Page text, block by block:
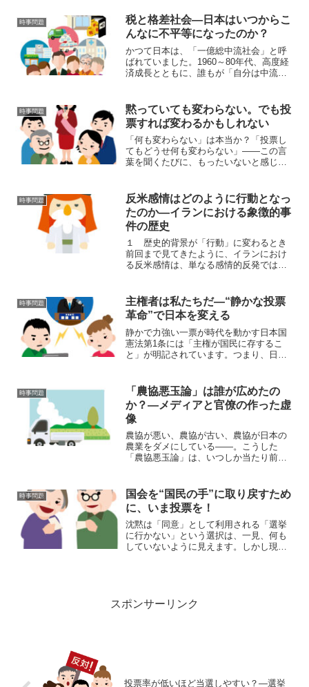
時事問題
税と格差社会—日本はいつからこ
んなに不平等になったのか？
かつて日本は、「一億総中流社会」と呼
ばれていました。1960～80年代、高度経
済成長とともに、誰もが「自分は中流
や車を買い替え子どもは大学に行き、親
は年金で老後を過ごす...
時事問題
黙っていても変わらない。でも投
票すれば変わるかもしれない
「何も変わらない」は本当か？「投票し
てもどうせ何も変わらない」――この言
葉を聞くたびに、もったいないと感じま
票しない限り、変わる可能性さえ生まれ
ません。歴史を振り返れば...
時事問題
反米感情はどのように行動となっ
たのか―イランにおける象徴的事
件の歴史
１ 歴史的背景が「行動」に変わるとき
前回まで見てきたように、イランにおけ
る反米感情は、単なる感情的反発ではな
て一九五三年のクーデターによる政治介
入は、国家主権に対する深い...
時事問題
主権者は私たちだ—“静かな投票
革命”で日本を変える
静かで力強い一票が時代を動かす日本国
憲法第1条には「主権が国民に存するこ
と」が明記されています。つまり、日本
「主権者」としての意識が日常の中で薄
れていると感じる場面も少...
時事問題
「農協悪玉論」は誰が広めたの
か？—メディアと官僚の作った虚
像
農協が悪い、農協が古い、農協が日本の
農業をダメにしている——。こうした
「農協悪玉論」は、いつしか当たり前の
した“農協＝悪”のイメージが、これほど広
く共有されるようになっ...
時事問題
国会を“国民の手”に取り戻すため
に、いま投票を！
沈黙は「同意」として利用される「選挙
に行かない」という選択は、一見、何も
していないように見えます。しかし現実
スポンサーリンク
投票率が低いほど当選しやすい？—選挙